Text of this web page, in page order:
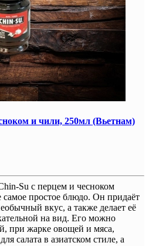
и чили, 250мл (Вьетнам)
Su с перцем и чесноком
самое простое блюдо. Он придаёт
вкус, а также делает её
на вид. Его можно
при жарке овощей и мяса,
салата в азиатском стиле, а